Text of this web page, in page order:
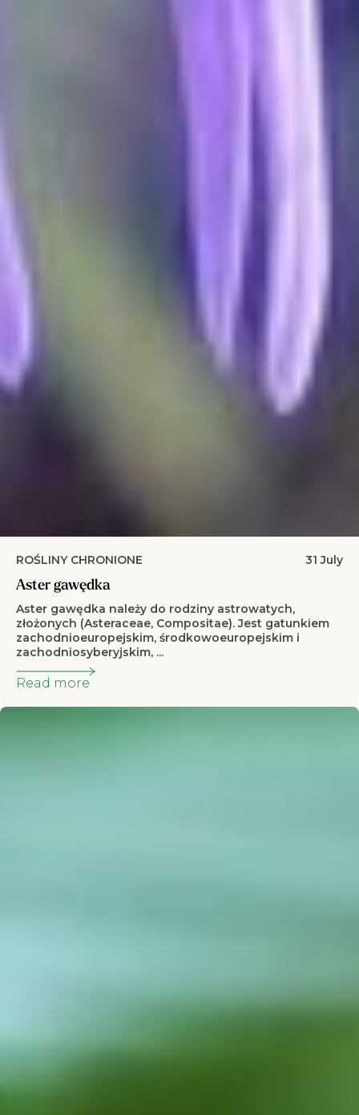
ROŚLINY CHRONIONE 31 July
Aster gawędka
Aster gawędka należy do rodziny astrowatych,
złożonych (Asteraceae, Compositae). Jest gatunkiem
zachodnioeuropejskim, środkowoeuropejskim i
zachodniosyberyjskim, ...
Read more